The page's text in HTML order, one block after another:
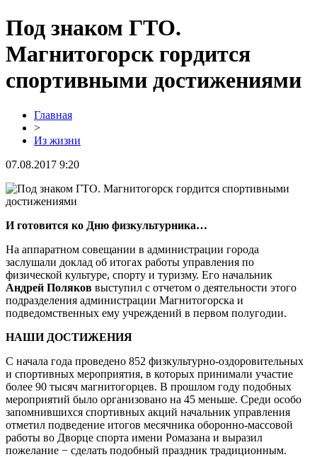
Под знаком ГТО.
Магнитогорск гордится
спортивными достижениями
Главная
>
Из жизни
07.08.2017 9:20
И готовится ко Дню физкультурника…
На аппаратном совещании в администрации города
заслушали доклад об итогах работы управления по
физической культуре, спорту и туризму. Его начальник
Андрей Поляков выступил с отчетом о деятельности этого
подразделения администрации Магнитогорска и
подведомственных ему учреждений в первом полугодии.
НАШИ ДОСТИЖЕНИЯ
С начала года проведено 852 физкультурно-оздоровительных
и спортивных мероприятия, в которых принимали участие
более 90 тысяч магнитогорцев. В прошлом году подобных
мероприятий было организовано на 45 меньше. Среди особо
запомнившихся спортивных акций начальник управления
отметил подведение итогов месячника оборонно-массовой
работы во Дворце спорта имени Ромазана и выразил
пожелание − сделать подобный праздник традиционным.